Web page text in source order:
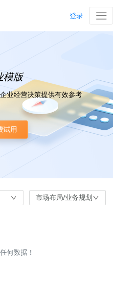
登录
模版
业经营决策提供有效参考
试用
市场布局/业务规划
何数据！